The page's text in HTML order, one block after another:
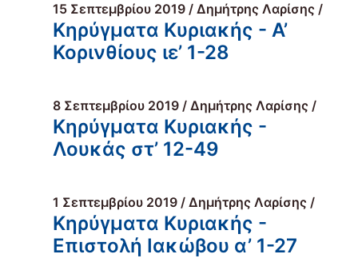
15 Σεπτεμβρίου 2019 / Δημήτρης Λαρίσης /
Κηρύγματα Κυριακής - Α’
Κορινθίους ιε’ 1-28
8 Σεπτεμβρίου 2019 / Δημήτρης Λαρίσης /
Κηρύγματα Κυριακής -
Λουκάς στ’ 12-49
1 Σεπτεμβρίου 2019 / Δημήτρης Λαρίσης /
Κηρύγματα Κυριακής -
Επιστολή Ιακώβου α’ 1-27